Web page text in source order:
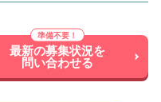
最新の募集状況を
問い合わせる